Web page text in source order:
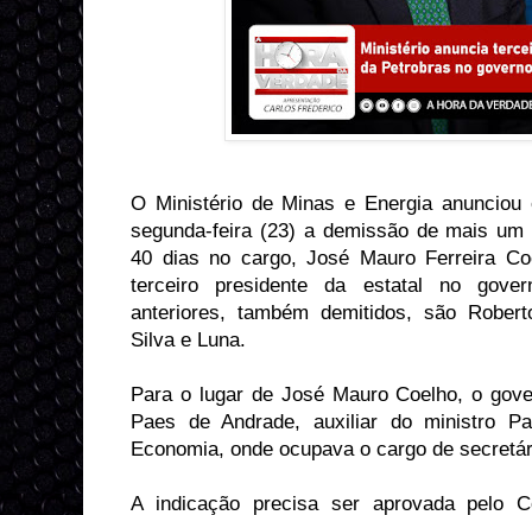
O Ministério de Minas e Energia
segunda-feira (23) a demissão de mais
40 dias no cargo, José Mauro Ferreira
terceiro presidente da estatal no
anteriores, também demitidos, são
Silva e Luna.
Para o lugar de José Mauro Coelho, o
Paes de Andrade, auxiliar do ministro
Economia, onde ocupava o cargo de
A indicação precisa ser aprovada pelo